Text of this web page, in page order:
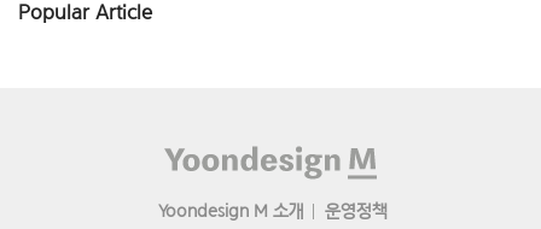
Popular Article
Yoondesign M 소개 운영정책